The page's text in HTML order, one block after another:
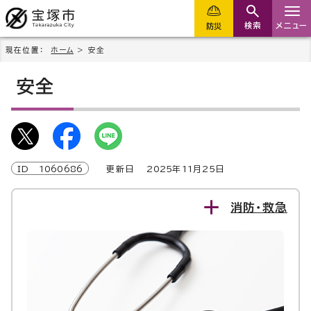
防災 検索 メニュー
現在位置： ホーム > 安全
安全
ID 1060686 更新日 2025年 11 月 25 日
消防・救急